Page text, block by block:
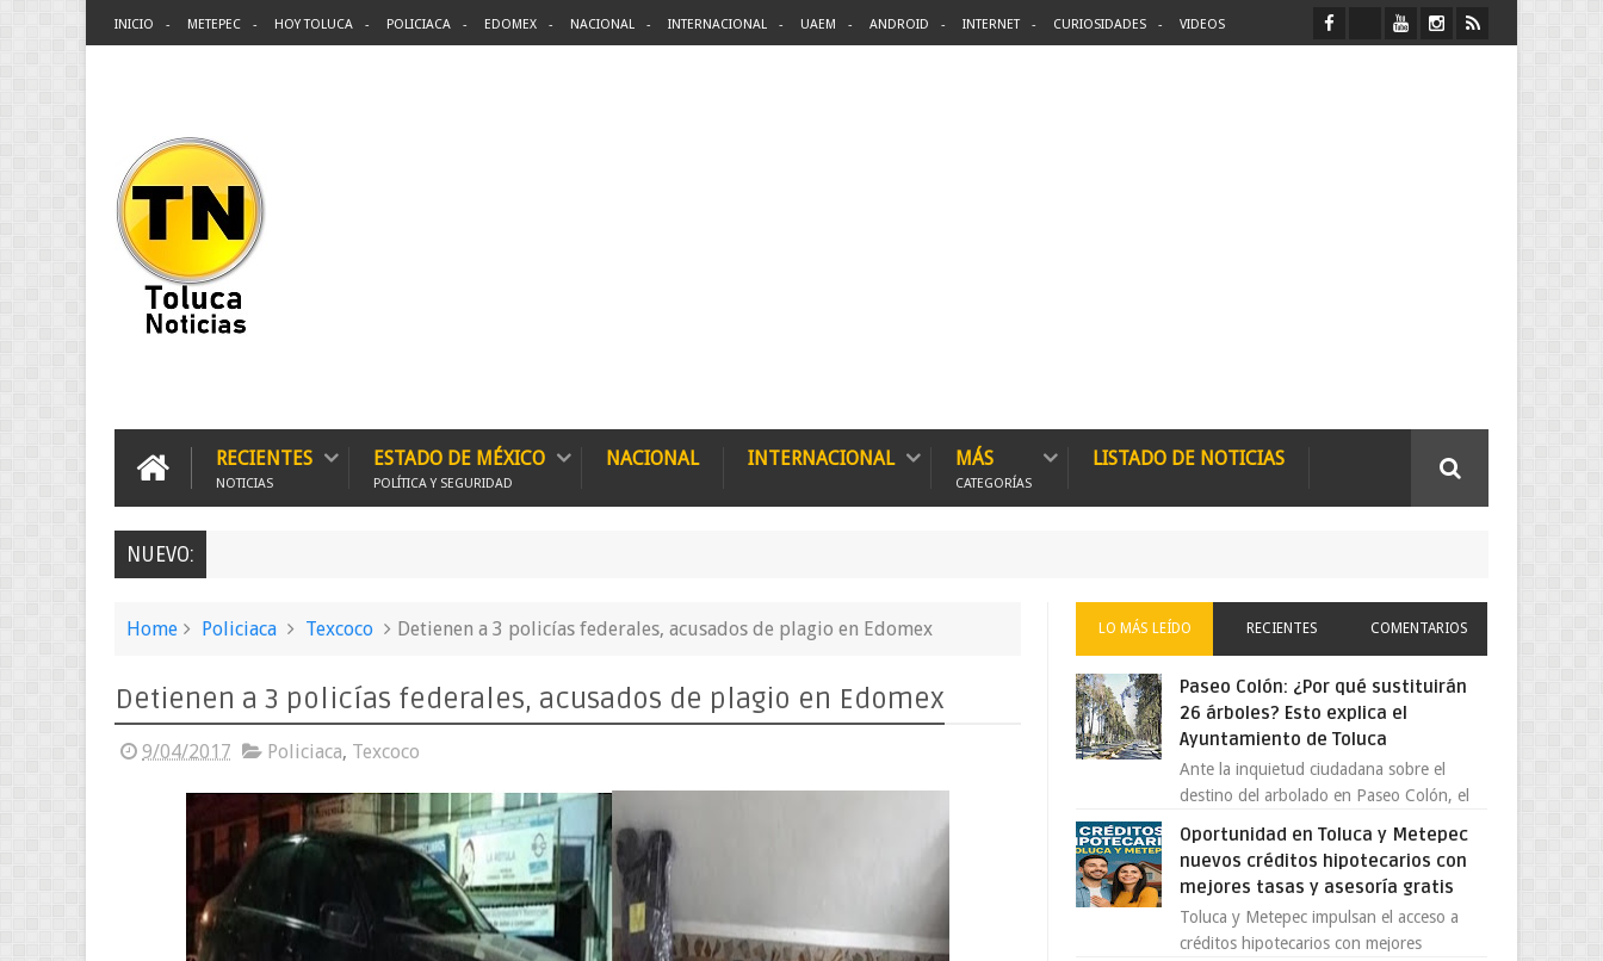
INICIO METEPEC HOY TOLUCA POLICIACA EDOMEX NACIONAL INTERNACIONAL UAEM ANDROID INTERNET CURIOSIDADES VIDEOS
RECIENTES
NOTICIAS
ESTADO DE MÉXICO
POLÍTICA Y SEGURIDAD
NACIONAL INTERNACIONAL MÁS
CATEGORÍAS
LISTADO DE NOTICIAS
NUEVO:
Home Policiaca Texcoco Detienen a 3 policías federales, acusados de plagio en Edomex
Detienen a 3 policías federales, acusados de plagio en Edomex
9/04/2017 Policiaca, Texcoco
LO MÁS LEÍDO RECIENTES COMENTARIOS
Paseo Colón: ¿Por qué sustituirán
26 árboles? Esto explica el
Ayuntamiento de Toluca
Ante la inquietud ciudadana sobre el
destino del arbolado en Paseo Colón, el
solo 26 ejemplares será...
Oportunidad en Toluca y Metepec
nuevos créditos hipotecarios con
mejores tasas y asesoría gratis
Toluca y Metepec impulsan el acceso a
créditos hipotecarios con mejores